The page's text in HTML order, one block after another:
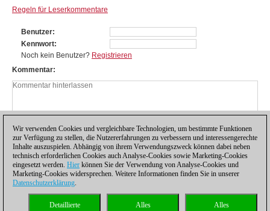
Regeln für Leserkommentare
Benutzer
Kennwort
Noch kein Benutzer? Registrieren
Kommentar
Datenschutzhinweis| Kontakt| |Lizenzen
Wir verwenden Cookies und vergleichbare Technologien, um bestimmte Funktionen
zur Verfügung zu stellen, die Nutzererfahrungen zu verbessern und interessengerechte
Inhalte auszuspielen. Abhängig von ihrem Verwendungszweck können dabei neben
technisch erforderlichen Cookies auch Analyse-Cookies sowie Marketing-Cookies
eingesetzt werden. Hier können Sie der Verwendung von Analyse-Cookies und
Marketing-Cookies widersprechen. Weitere Informationen finden Sie in unserer
Datenschutzerklärung.
Alles
Alles
Detaillierte